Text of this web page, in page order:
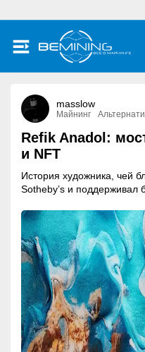
masslow
Майнинг
Refik Anadol:
и NFT
История художника, чей
Sotheby’s и поддерживал